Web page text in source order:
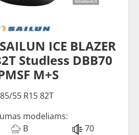
ICE BLAZER
Studless DBB70
M+S
55 R15 82T
modeliams:
B 70